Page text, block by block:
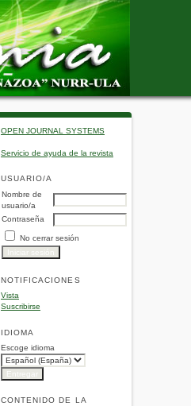
OPEN JOURNAL SYSTEMS
Servicio de ayuda de la revista
USUARIO/A
Nombre de
usuario/a
Contraseña
No cerrar sesión
NOTIFICACIONES
Vista
Suscribirse
IDIOMA
Escoge idioma
CONTENIDO DE LA